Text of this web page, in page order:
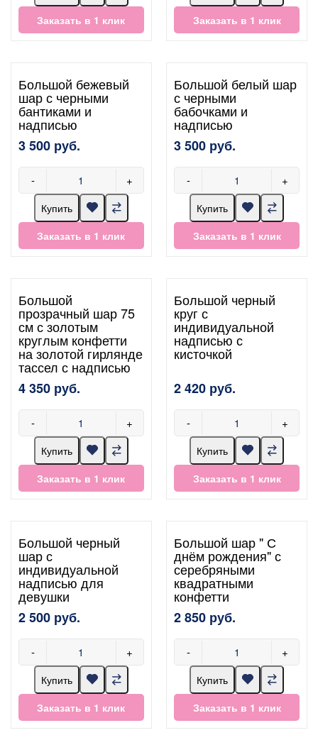
Заказать в 1 клик
Заказать в 1 клик
Большой бежевый
шар с черными
бантиками и
надписью
3 500 руб.
- +
Купить
Заказать в 1 клик
Большой белый шар
с черными
бабочками и
надписью
3 500 руб.
- +
Купить
Заказать в 1 клик
Большой
прозрачный шар 75
см с золотым
круглым конфетти
на золотой гирлянде
тассел с надписью
4 350 руб.
- +
Купить
Заказать в 1 клик
Большой черный
круг с
индивидуальной
надписью с
кисточкой
2 420 руб.
- +
Купить
Заказать в 1 клик
Большой черный
шар с
индивидуальной
надписью для
девушки
2 500 руб.
- +
Купить
Заказать в 1 клик
Большой шар " С
днём рождения" с
серебряными
квадратными
конфетти
2 850 руб.
- +
Купить
Заказать в 1 клик